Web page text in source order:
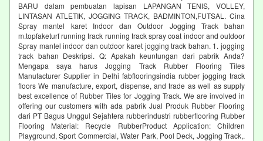
BARU dalam pembuatan lapisan LAPANGAN TENIS, VOLLEY,
LINTASAN ATLETIK, JOGGING TRACK, BADMINTON,FUTSAL. Cina
Spray mantel karet Indoor dan Outdoor Jogging Track bahan
m.topfaketurf running track running track spray coat indoor and outdoor
Spray mantel indoor dan outdoor karet jogging track bahan. 1. jogging
track bahan Deskripsi. Q: Apakah keuntungan dari pabrik Anda?
Mengapa saya harus Jogging Track Rubber Flooring Tiles
Manufacturer Supplier in Delhi fabflooringsindia rubber jogging track
floors We manufacture, export, dispense, and trade as well as supply
best excellence of Rubber Tiles for Jogging Track. We are involved in
offering our customers with ada pabrik Jual Produk Rubber Flooring
dari PT Bagus Unggul Sejahtera rubberindustri rubberflooring Rubber
Flooring Material: Recycle RubberProduct Application: Children
Playground, Sport Commercial, Water Park, Pool Deck, Jogging Track,.